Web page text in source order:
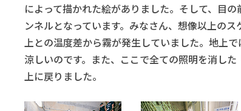
によって描かれた絵がありました。そして、目
ンネルとなっています。みなさん、想像以上の
上との温度差から霧が発生していました。地上
涼しいのです。また、ここで全ての照明を消し
上に戻りました。